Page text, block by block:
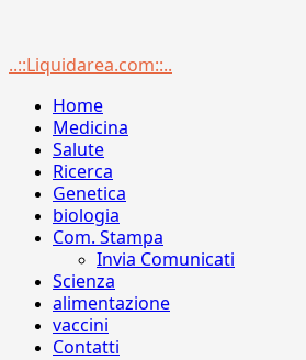
Menu
..::Liquidarea.com::..
Home
Medicina
Salute
Ricerca
Genetica
biologia
Com. Stampa
Invia Comunicati
Scienza
alimentazione
vaccini
Contatti